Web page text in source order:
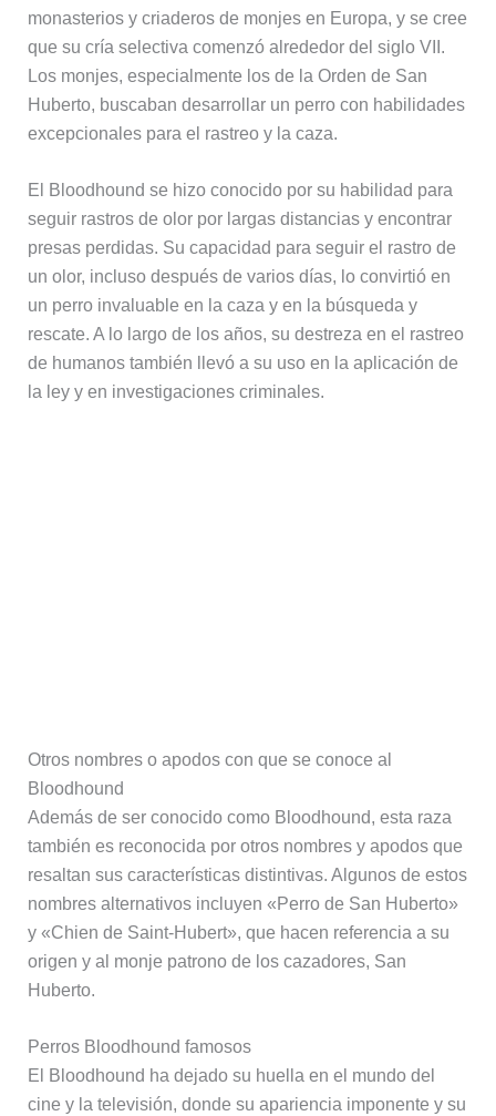
monasterios y criaderos de monjes en Europa, y se cree
que su cría selectiva comenzó alrededor del siglo VII.
Los monjes, especialmente los de la Orden de San
Huberto, buscaban desarrollar un perro con habilidades
excepcionales para el rastreo y la caza.
El Bloodhound se hizo conocido por su habilidad para
seguir rastros de olor por largas distancias y encontrar
presas perdidas. Su capacidad para seguir el rastro de
un olor, incluso después de varios días, lo convirtió en
un perro invaluable en la caza y en la búsqueda y
rescate. A lo largo de los años, su destreza en el rastreo
de humanos también llevó a su uso en la aplicación de
la ley y en investigaciones criminales.
Otros nombres o apodos con que se conoce al
Bloodhound
Además de ser conocido como Bloodhound, esta raza
también es reconocida por otros nombres y apodos que
resaltan sus características distintivas. Algunos de estos
nombres alternativos incluyen «Perro de San Huberto»
y «Chien de Saint-Hubert», que hacen referencia a su
origen y al monje patrono de los cazadores, San
Huberto.
Perros Bloodhound famosos
El Bloodhound ha dejado su huella en el mundo del
cine y la televisión, donde su apariencia imponente y su